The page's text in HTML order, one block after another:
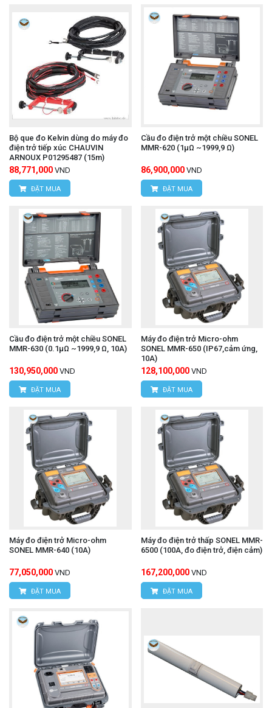
Bộ que đo Kelvin dùng do máy đo
điện trở tiếp xúc CHAUVIN
ARNOUX P01295487 (15m)
88,771,000 VND
ĐẶT MUA
Cầu đo điện trở một chiều SONEL
MMR-620 (1μΩ ~1999,9 Ω)
86,900,000 VND
ĐẶT MUA
Cầu đo điện trở một chiều SONEL
MMR-630 (0.1μΩ ~1999,9 Ω, 10A)
130,950,000 VND
ĐẶT MUA
Máy đo điện trở Micro-ohm
SONEL MMR-650 (IP67,cảm ứng,
10A)
128,100,000 VND
ĐẶT MUA
Máy đo điện trở Micro-ohm
SONEL MMR-640 (10A)
77,050,000 VND
ĐẶT MUA
Máy đo điện trở thấp SONEL MMR-
6500 (100A, đo điện trở, điện cảm)
167,200,000 VND
ĐẶT MUA